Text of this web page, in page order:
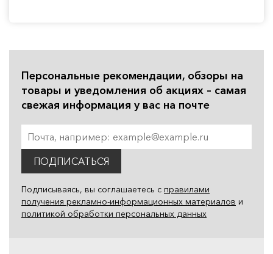
Персональные рекомендации, обзоры на
товары и уведомления об акциях – самая
свежая информация у вас на почте
ПОДПИСАТЬСЯ
Подписываясь, вы соглашаетесь с правилами
получения рекламно-информационных материалов и
политикой обработки персональных данных